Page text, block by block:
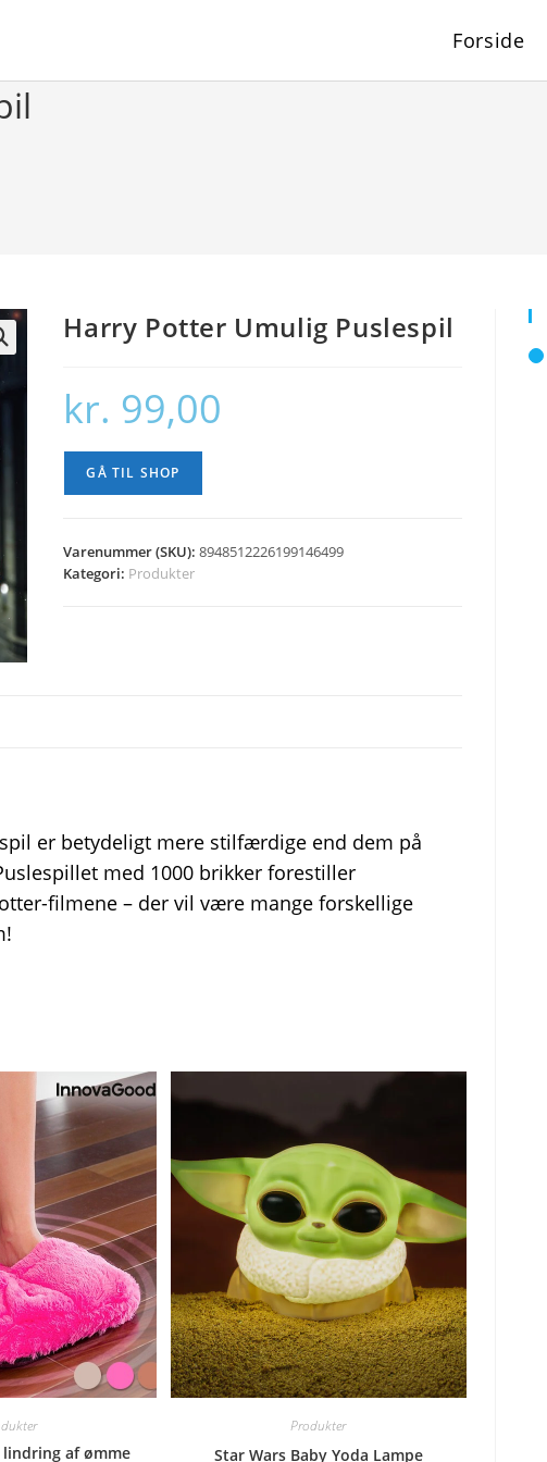
Forside
Harry Potter Umulig Puslespil
kr. 99,00
GÅ TIL SHOP
Varenummer (SKU):8948512226199146499
Kategori: Produkter
er betydeligt mere stilfærdige end dem på
med 1000 brikker forestiller
filmene – der vil være mange forskellige
lindring af ømme
Produkter
Star Wars Baby Yoda Lampe